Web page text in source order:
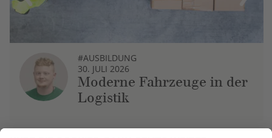
#AUSBILDUNG
30. JULI 2026
Moderne Fahrzeuge in der
Logistik